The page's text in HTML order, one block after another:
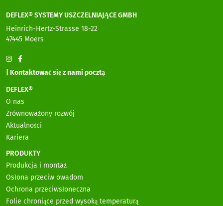
DEFLEX® SYSTEMY USZCZELNIAJĄCE GMBH
Heinrich-Hertz-Strasse 18-22
47445 Moers
| Kontaktować się z nami pocztą
DEFLEX®
O nas
Zrównoważony rozwój
Aktualności
Kariera
PRODUKTY
Produkcja i montaż
Osłona przeciw owadom
Ochrona przeciwsłoneczna
Folie chroniące przed wysoką temperaturą